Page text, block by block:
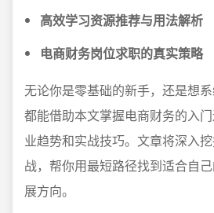
高效学习资源推荐与用法解析
电商财务岗位求职的真实策略
无论你是零基础的新手，还是想系
都能借助本文掌握电商财务的入
业趋势和实战技巧。文章将深入
战，帮你用最短路径找到适合自
展方向。